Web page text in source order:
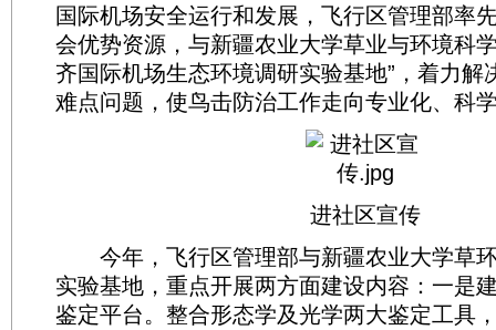
国际机场安全运行和发展，飞行区管理部率
会优势资源，与新疆农业大学草业与环境科
齐国际机场生态环境调研实验基地”，着力解
难点问题，使鸟击防治工作走向专业化、科
进社区宣传
今年，飞行区管理部与新疆农业大学草
实验基地，重点开展两方面建设内容：一是
鉴定平台。整合形态学及光学两大鉴定工具